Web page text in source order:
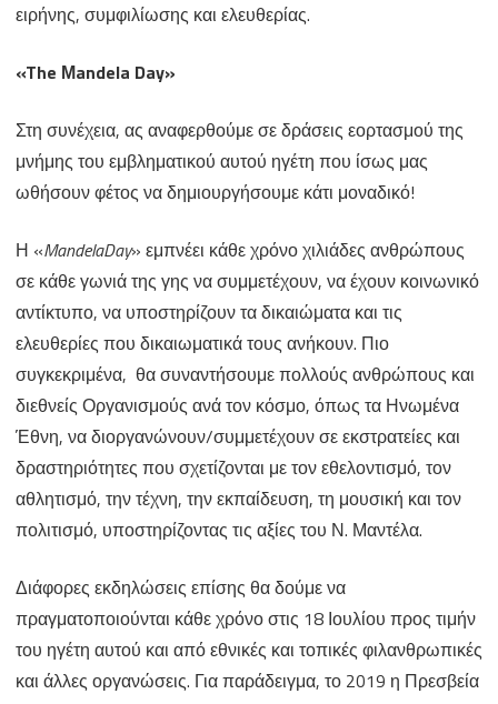
ειρήνης, συμφιλίωσης και ελευθερίας.
«The Μandela Day»
Στη συνέχεια, ας αναφερθούμε σε δράσεις εορτασμού της
μνήμης του εμβληματικού αυτού ηγέτη που ίσως μας
ωθήσουν φέτος να δημιουργήσουμε κάτι μοναδικό!
Η «MandelaDay» εμπνέει κάθε χρόνο χιλιάδες ανθρώπους
σε κάθε γωνιά της γης να συμμετέχουν, να έχουν κοινωνικό
αντίκτυπο, να υποστηρίζουν τα δικαιώματα και τις
ελευθερίες που δικαιωματικά τους ανήκουν. Πιο
συγκεκριμένα, θα συναντήσουμε πολλούς ανθρώπους και
διεθνείς Οργανισμούς ανά τον κόσμο, όπως τα Ηνωμένα
Έθνη, να διοργανώνουν/συμμετέχουν σε εκστρατείες και
δραστηριότητες που σχετίζονται με τον εθελοντισμό, τον
αθλητισμό, την τέχνη, την εκπαίδευση, τη μουσική και τον
πολιτισμό, υποστηρίζοντας τις αξίες του Ν. Μαντέλα.
Διάφορες εκδηλώσεις επίσης θα δούμε να
πραγματοποιούνται κάθε χρόνο στις 18 Ιουλίου προς τιμήν
του ηγέτη αυτού και από εθνικές και τοπικές φιλανθρωπικές
και άλλες οργανώσεις. Για παράδειγμα, το 2019 η Πρεσβεία